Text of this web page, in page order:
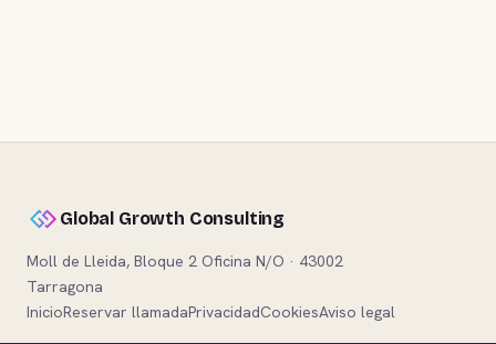
Global Growth Consulting
Moll de Lleida, Bloque 2 Oficina N/O · 43002
Tarragona
InicioReservar llamadaPrivacidadCookiesAviso legal